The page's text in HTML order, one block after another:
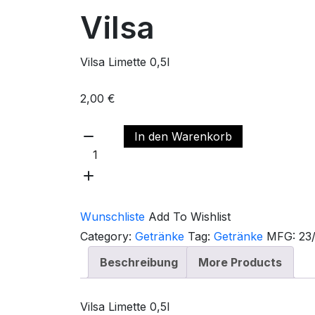
Vilsa
Vilsa Limette 0,5l
2,00 €
In den Warenkorb
Wunschliste Add To Wishlist
Category: Getränke Tag: Getränke MFG:
Beschreibung
More Products
Vilsa Limette 0,5l